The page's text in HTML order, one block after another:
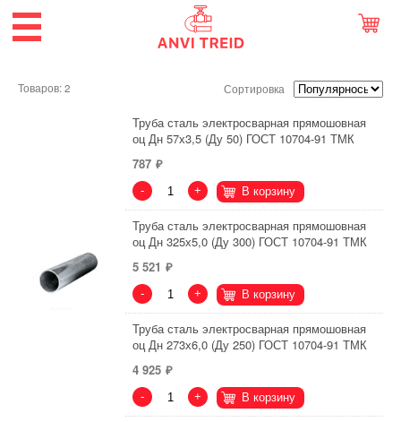
Товаров: 2 Сортировка
Труба сталь электросварная прямошовная
оц Дн 57х3,5 (Ду 50) ГОСТ 10704-91 ТМК
787
- + В корзину
Труба сталь электросварная прямошовная
оц Дн 325х5,0 (Ду 300) ГОСТ 10704-91 ТМК
5 521
- + В корзину
Труба сталь электросварная прямошовная
оц Дн 273х6,0 (Ду 250) ГОСТ 10704-91 ТМК
4 925
- + В корзину